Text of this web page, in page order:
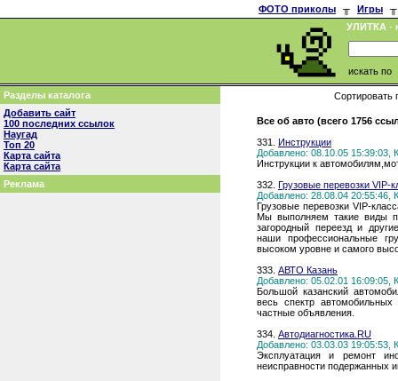
ФОТО приколы ╥ Игры
╥
УЛИТКА -
искать по
Разделы каталога
Добавить сайт
100 последних ссылок
Наугад
Топ 20
Карта сайта
Карта сайта
Реклама
Сортировать
Все об авто (всего 1756
331. Инструкции
Добавлено: 08.10.05 15:39:03,
Инструкции к
332. Грузовые перевозки VIP-
Добавлено: 28.08.04 20:55:46,
Грузовые перевозки VIP-
Мы выполняем такие виды
загородный переезд и
наши профессиональные
высоком уровне и самого
333. АВТО Казань
Добавлено: 05.02.01 16:09:05,
Большой казанский
весь спектр
частные объявления.
334. Автодиагностика.RU
Добавлено: 03.03.03 19:05:53,
Эксплуатация и ремонт
неисправности подержанных